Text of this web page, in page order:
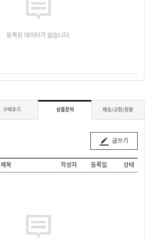
등록된 데이터가 없습니다.
구매후기 상품문의 배송/교환/환불
글쓰기
제목 작성자 등록일 상태